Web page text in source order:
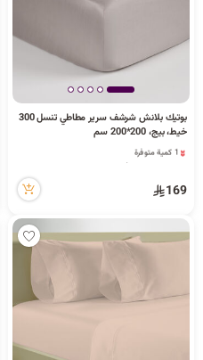
بوتيك بلانش شرشف سرير مطاطي تنسل 300
خيط، بيج، 200*200 سم
3 مشاهدة مؤخراً
3 مشاهدة مؤخراً
169